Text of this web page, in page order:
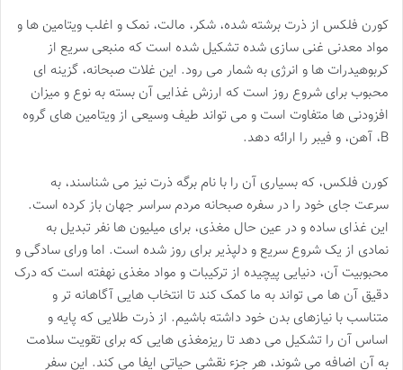
کورن فلکس از ذرت برشته شده، شکر، مالت، نمک و اغلب ویتامین ها و
مواد معدنی غنی سازی شده تشکیل شده است که منبعی سریع از
کربوهیدرات ها و انرژی به شمار می رود. این غلات صبحانه، گزینه ای
محبوب برای شروع روز است که ارزش غذایی آن بسته به نوع و میزان
افزودنی ها متفاوت است و می تواند طیف وسیعی از ویتامین های گروه
B، آهن، و فیبر را ارائه دهد.
کورن فلکس، که بسیاری آن را با نام برگه ذرت نیز می شناسند، به
سرعت جای خود را در سفره صبحانه مردم سراسر جهان باز کرده است.
این غذای ساده و در عین حال مغذی، برای میلیون ها نفر تبدیل به
نمادی از یک شروع سریع و دلپذیر برای روز شده است. اما ورای سادگی و
محبوبیت آن، دنیایی پیچیده از ترکیبات و مواد مغذی نهفته است که درک
دقیق آن ها می تواند به ما کمک کند تا انتخاب هایی آگاهانه تر و
متناسب با نیازهای بدن خود داشته باشیم. از ذرت طلایی که پایه و
اساس آن را تشکیل می دهد تا ریزمغذی هایی که برای تقویت سلامت
به آن اضافه می شوند، هر جزء نقشی حیاتی ایفا می کند. این سفر